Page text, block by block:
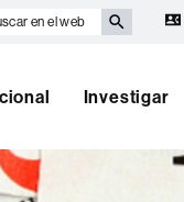
Investigar